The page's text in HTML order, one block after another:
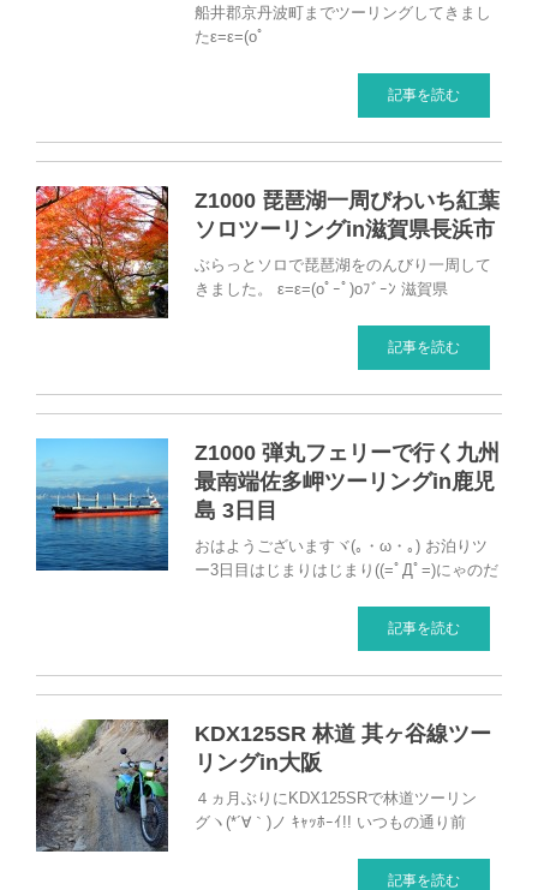
船井郡京丹波町までツーリングしてきまし
たε=ε=(oﾟ
記事を読む
Z1000 琵琶湖一周びわいち紅葉
ソロツーリングin滋賀県長浜市
ぶらっとソロで琵琶湖をのんびり一周して
きました。 ε=ε=(oﾟｰﾟ)oﾌﾞｰﾝ 滋賀県
記事を読む
Z1000 弾丸フェリーで行く九州
最南端佐多岬ツーリングin鹿児
島 3日目
おはようございますヾ(｡・ω・｡) お泊りツ
ー3日目はじまりはじまり((=ﾟДﾟ=)にゃのだ
記事を読む
KDX125SR 林道 其ヶ谷線ツー
リングin大阪
４ヵ月ぶりにKDX125SRで林道ツーリン
グヽ(*´∀｀)ノ ｷｬｯﾎｰｲ!! いつもの通り前
記事を読む